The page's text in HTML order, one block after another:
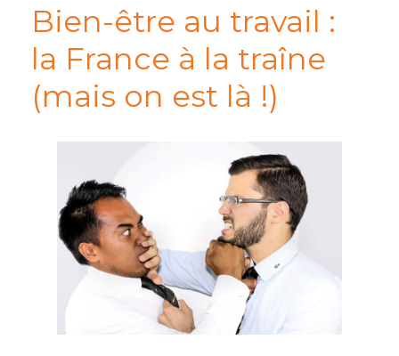
Bien-être au travail :
la France à la traîne
(mais on est là !)